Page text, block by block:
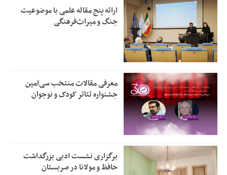
ارائه پنج مقاله علمی با موضوعیت
جنگ و میراث‌فرهنگی
معرفی مقالات منتخب سی‌امین
جشنواره تئاتر کودک و نوجوان
برگزاری نشست ادبی بزرگداشت
حافظ و مولانا در صربستان